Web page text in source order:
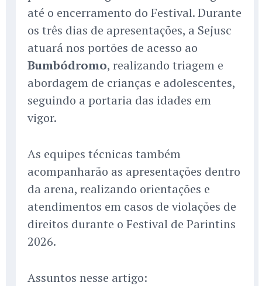
até o encerramento do Festival. Durante
os três dias de apresentações, a Sejusc
atuará nos portões de acesso ao
Bumbódromo, realizando triagem e
abordagem de crianças e adolescentes,
seguindo a portaria das idades em
vigor.
As equipes técnicas também
acompanharão as apresentações dentro
da arena, realizando orientações e
atendimentos em casos de violações de
direitos durante o Festival de Parintins
2026.
Assuntos nesse artigo: